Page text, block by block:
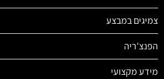
צמיגים במבצע
הפנצ'ריה
מידע מקצועי